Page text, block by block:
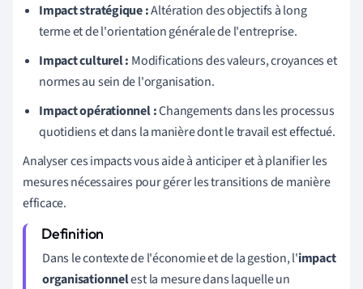
Impact stratégique :Altération des objectifs à long
terme et de l'orientation générale de l'entreprise.
Impact culturel : Modifications des valeurs, croyances et
normes au sein de l'organisation.
Impact opérationnel :Changements dans les processus
quotidiens et dans la manière dont le travail est effectué.
Analyser ces impacts vous aide à anticiper et à planifier les
mesures nécessaires pour gérer les transitions de manière
efficace.
Dans le contexte de l'économie et de la gestion, l'impact
organisationnelest la mesure dans laquelle un